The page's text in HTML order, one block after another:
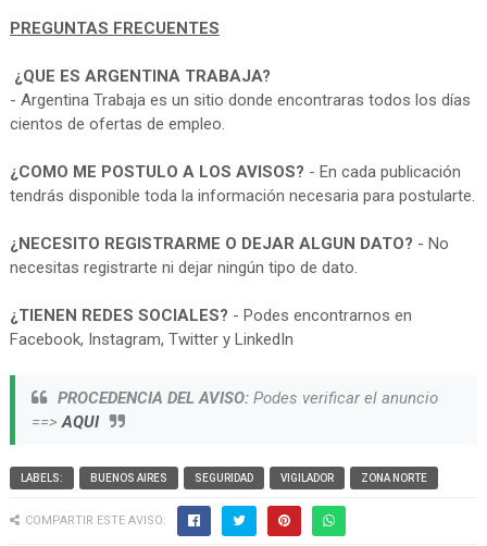
PREGUNTAS FRECUENTES
¿QUE ES ARGENTINA TRABAJA?
- Argentina Trabaja es un sitio donde encontraras todos los días
cientos de ofertas de empleo.
¿COMO ME POSTULO A LOS AVISOS? - En cada publicación
tendrás disponible toda la información necesaria para postularte.
¿NECESITO REGISTRARME O DEJAR ALGUN DATO? - No
necesitas registrarte ni dejar ningún tipo de dato.
¿TIENEN REDES SOCIALES? - Podes encontrarnos en
Facebook, Instagram, Twitter y LinkedIn
PROCEDENCIA DEL AVISO:Podes verificar el anuncio
==>AQUI
LABELS: BUENOS AIRES SEGURIDAD VIGILADOR ZONA NORTE
COMPARTIR ESTE AVISO: